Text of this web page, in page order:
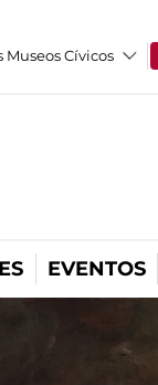
Museos Cívicos
EVENTOS